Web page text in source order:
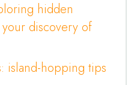
hidden
discovery of
island-hopping tips